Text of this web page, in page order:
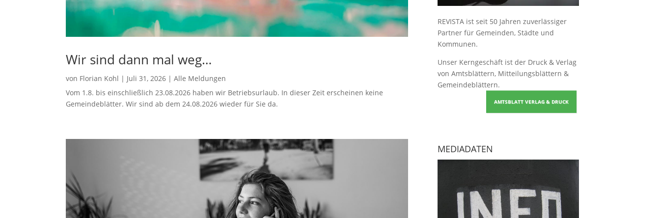
Wir sind dann mal weg…
von Florian Kohl | Juli 31, 2026 |Alle Meldungen
Vom 1.8. bis einschließlich 23.08.2026 haben wir Betriebsurlaub. In dieser Zeit erscheinen keine
Gemeindeblätter. Wir sind ab dem 24.08.2026 wieder für Sie da.
REVISTA ist seit 50 Jahren zuverlässiger
Partner für Gemeinden, Städte und
Kommunen.
Unser Kerngeschäft ist der Druck & Verlag
von Amtsblättern, Mitteilungsblättern &
Gemeindeblättern.
AMTSBLATT VERLAG & DRUCK
MEDIADATEN